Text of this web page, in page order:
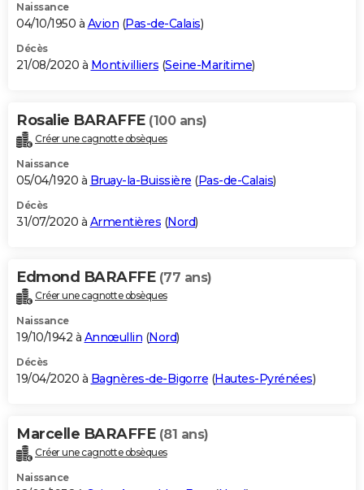
Naissance
04/10/1950 à Avion (Pas-de-Calais)
Décès
21/08/2020 à Montivilliers (Seine-Maritime)
Rosalie BARAFFE (100 ans)
Créer une cagnotte obsèques
Naissance
05/04/1920 à Bruay-la-Buissière (Pas-de-Calais)
Décès
31/07/2020 à Armentières (Nord)
Edmond BARAFFE (77 ans)
Créer une cagnotte obsèques
Naissance
19/10/1942 à Annœullin (Nord)
Décès
19/04/2020 à Bagnères-de-Bigorre (Hautes-Pyrénées)
Marcelle BARAFFE (81 ans)
Créer une cagnotte obsèques
Naissance